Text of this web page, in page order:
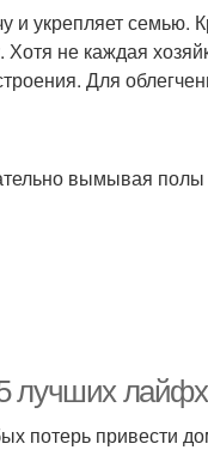
и укрепляет семью.
не каждая
Для
вымывая
лучших
потерь привести